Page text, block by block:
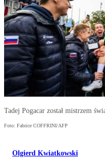
Tadej Pogacar został mistrzem
Foto: Fabrice COFFRINI/AFP
Olgierd Kwiatkowski